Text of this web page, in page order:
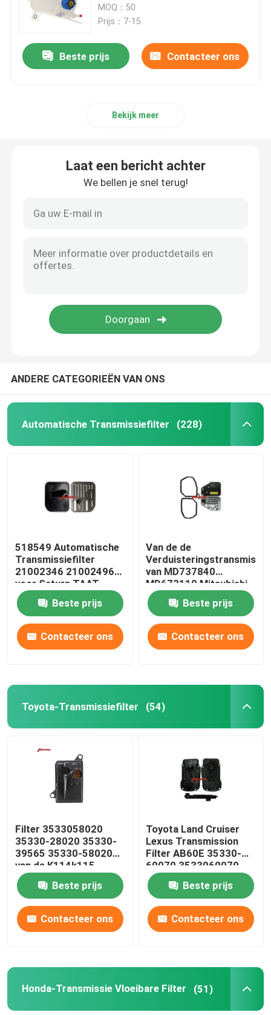
Over ons
Contacten
Producten
Toyota-Transmissiefilter
Ford F350 Ram ProMaster
MOQ：50
Prijs：7-15
Beste prijs Contacteer ons
Bekijk meer
Laat een bericht achter
We bellen je snel terug!
ANDERE CATEGORIEËN VAN ONS
Automatische Transmissiefilter (228)
518549 Automatische
Transmissiefilter
21002346 21002496
voor Saturn TAAT
Beste prijs
Contacteer ons
Van de de
Verduisteringstransmissie
van MD737840
MD673110 Mitsubishi
Filter 46321-36001
46321-36010
Beste prijs
Contacteer ons
Toyota-Transmissiefilter (54)
Filter 3533058020
35330-28020 35330-
39565 35330-58020
van de K114k115
Toyota Transmissie
Beste prijs
Contacteer ons
Toyota Land Cruiser
Lexus Transmission
Filter AB60E 35330-
60070 3533060070
Beste prijs
Contacteer ons
Honda-Transmissie Vloeibare Filter (51)